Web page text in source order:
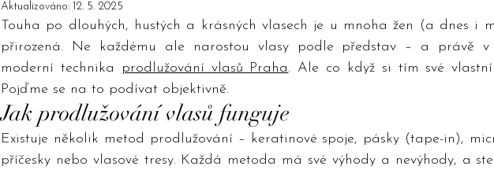
Aktualizováno: 12. 5. 2025
Touha po dlouhých, hustých a krásných vlasech je u mnoha žen (a dnes i
přirozená. Ne každému ale narostou vlasy podle představ – a právě
moderní technika
prodlužování vlasů Praha. Ale co když si tím své vlastní
Pojďme se na to podívat objektivně.
Jak prodlužování vlasů funguje
Existuje několik metod prodlužování – keratinové spoje, pásky (tape-in),
příčesky nebo vlasové tresy. Každá metoda má své výhody a nevýhody, a